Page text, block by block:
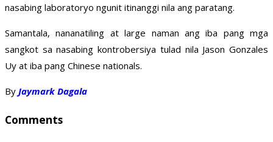
nasabing laboratoryo ngunit itinanggi nila ang paratang.
Samantala, nananatiling at large naman ang iba pang mga
sangkot sa nasabing kontrobersiya tulad nila Jason Gonzales
Uy at iba pang Chinese nationals.
By Jaymark Dagala
Comments